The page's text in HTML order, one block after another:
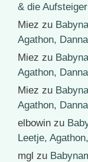
& die Aufsteiger
Miez zu
Agathon,
Miez zu
Agathon,
Miez zu
Agathon,
elbowin zu
Leetje,
mgl zu